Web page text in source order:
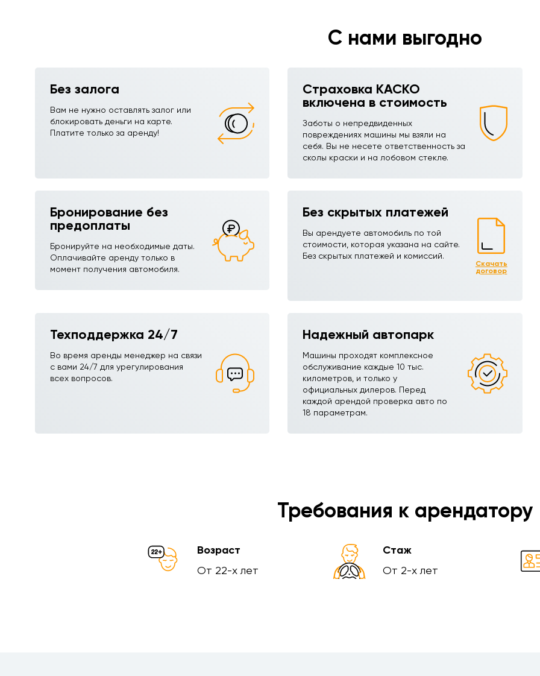
С нами выгодно
Без залога
Вам не нужно оставлять залог или
блокировать деньги на карте.
Платите только за аренду!
Страховка КАСКО
включена в стоимость
Заботы о непредвиденных
повреждениях машины мы взяли на
себя. Вы не несете ответственность за
сколы краски и на лобовом стекле.
Бронирование без
предоплаты
Бронируйте на необходимые даты.
Оплачивайте аренду только в
момент получения автомобиля.
Без скрытых платежей
Вы арендуете автомобиль по той
стоимости, которая указана на сайте.
Без скрытых платежей и комиссий.
Скачать
договор
Техподдержка 24/7
Во время аренды менеджер на связи
с вами 24/7 для урегулирования
всех вопросов.
Надежный автопарк
Машины проходят комплексное
обслуживание каждые 10 тыс.
километров, и только у
официальных дилеров. Перед
каждой арендой проверка авто по
18 параметрам.
Требования к арендатору
Возраст
От 22-х лет
Стаж
От 2-х лет